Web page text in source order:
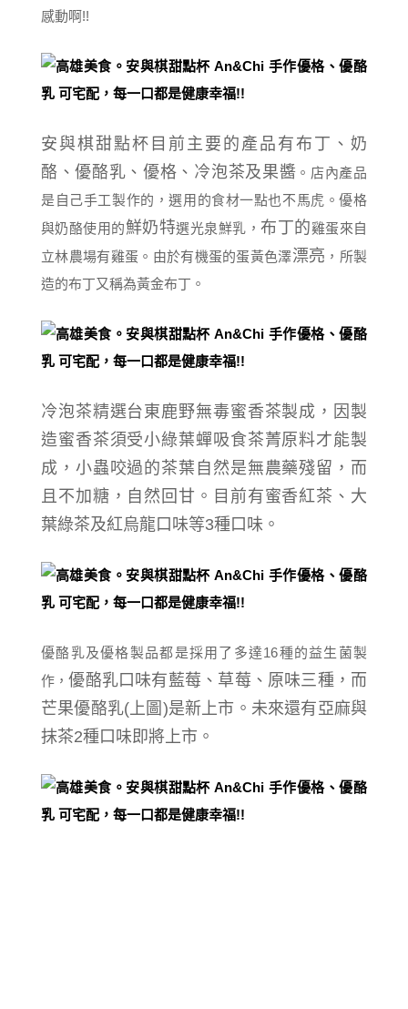
感動啊!!
安與棋甜點杯目前主要的產品有布丁、奶
酪、優酪乳、優格、冷泡茶及果醬 。店內產品
是自己手工製作的，選用的食材一點也不馬虎。優格
與奶酪使用的鮮奶特選光泉鮮乳，布丁的雞蛋來自
立林農場有雞蛋。由於有機蛋的蛋黃色澤漂亮 ，所製
造的布丁又稱為黃金布丁。
冷泡茶精選台東鹿野無毒蜜香茶製成，因製
造蜜香茶須受小綠葉蟬吸食茶菁原料才能製
成，小蟲咬過的茶葉自然是無農藥殘留，而
且不加糖，自然回甘。目前有蜜香紅茶、大
葉綠茶及紅烏龍口味等3種口味。
優酪乳及優格製品都是採用了多達16種的益生菌製
作，優酪乳口味有藍莓、草莓、原味三種，而
芒果優酪乳(上圖)是新上市。未來還有亞麻與
抹茶2種口味即將上市。